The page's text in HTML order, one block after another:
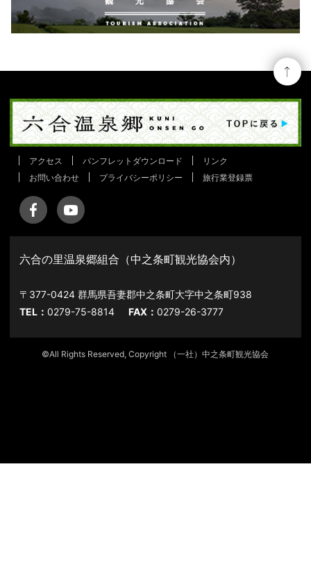
アクセス パンフレットダウンロード
リンク
お問い合わせ
プライバシーポリシー 旅行業登録票
六合の里温泉郷組合（中之条町観光協会内）
〒377-0424 群馬県吾妻郡中之条町大字中之条町938
TEL：0279-75-8814 FAX：0279-26-3777
©All Rights Reserved, Copyright （一社）中之条町観光協会